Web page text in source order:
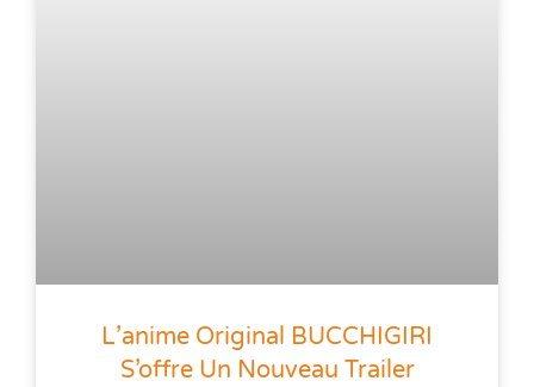
L’anime Original BUCCHIGIRI
S’offre Un Nouveau Trailer